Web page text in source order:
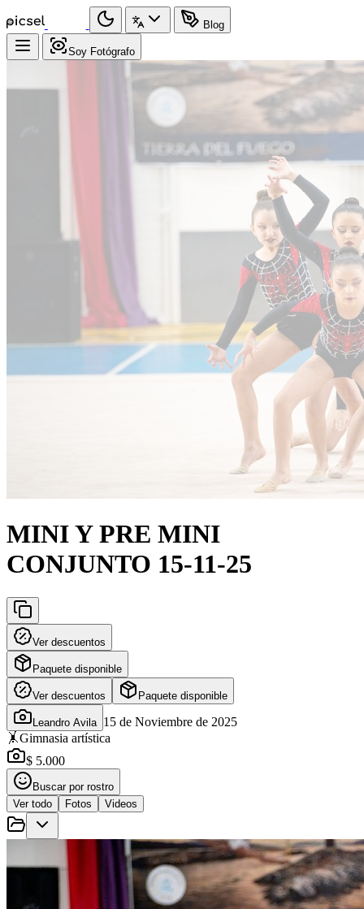
Blog
Soy Fotógrafo
MINI Y PRE MINI
CONJUNTO 15-11-25
Ver descuentos
Paquete disponible
Ver descuentos Paquete disponible
Leandro Avila 15 de Noviembre de 2025
🤸Gimnasia artística
$ 5.000
Buscar por rostro
Ver todo
Fotos Videos